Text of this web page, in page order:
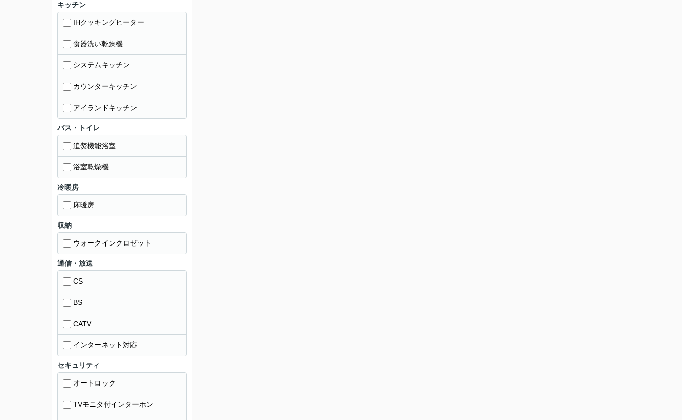
キッチン
IHクッキングヒーター
食器洗い乾燥機
システムキッチン
カウンターキッチン
アイランドキッチン
バス・トイレ
追焚機能浴室
浴室乾燥機
冷暖房
床暖房
収納
ウォークインクロゼット
通信・放送
CS
BS
CATV
インターネット対応
セキュリティ
オートロック
TVモニタ付インターホン